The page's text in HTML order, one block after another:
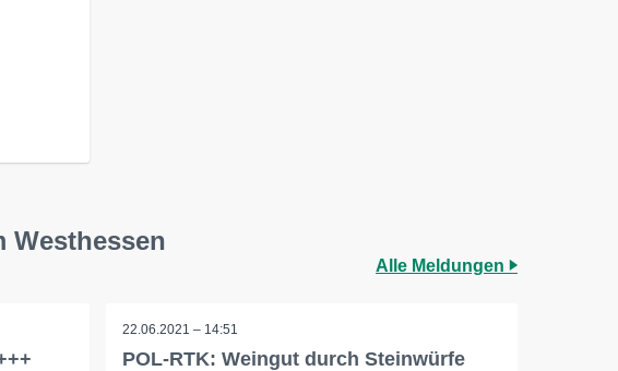
Westhessen
Alle Meldungen
22.06.2021 – 14:51
POL-RTK: Weingut durch Steinwürfe